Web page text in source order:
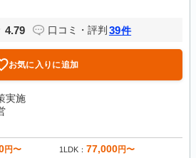
4.79 口コミ・評判 39件
お気に入りに追加
実施
円〜 1LDK 77,000円〜